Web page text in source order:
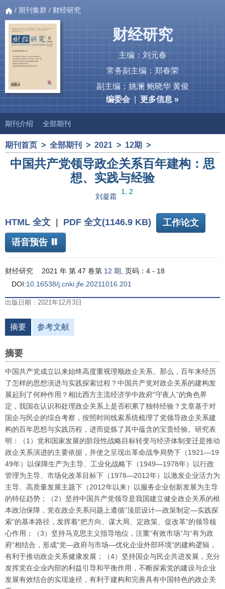
/ 期刊集群 / 财经研究
财经研究
主编：刘元春
常务副主编：郑春荣
副主编：姚澜 鲍晓华 黄俊
编委会|更多信息 »
期刊介绍 全部期刊
期刊首页 > 全部期刊 > 2021 > 12期 >
中国共产党领导政企关系百年建构：思
想、实践与经验
刘凝霜
1, 2
HTML 全文 PDF 全文(1146.9 KB)
工作论文
语音预告
财经研究 2021 年 第 47 卷第 12 期 , 页码：4 - 18
DOI:10.16538/j.cnki.jfe.20211016.201
出版日期：2021年12月3日
摘要 参考文献
摘要
中国共产党成立以来始终高度重视理顺政企关系。那么，百年来经历
了怎样的思想演进与实践探索过程？中国共产党对政企关系的建构发
展起到了何种作用？相比西方主流经济学中政府“守夜人”的角色界
定，我国在认识和处理政企关系上是否积累了独特经验？文章基于对
国企与民企的综合考察，按照时间线索系统梳理了党领导政企关系建
构的百年思想与实践历程，进而提炼了其中蕴含的宝贵经验。研究表
明：（1）党和国家发展的阶段性战略目标转变与经济体制变迁是推动
政企关系演进的主要依据，并使之呈现出革命战争局势下（1921—19
49年）以保障生产为主导、工业化战略下（1949—1978年）以行政
管理为主导、市场化改革目标下（1978—2012年）以激发企业活力为
主导、高质量发展主题下（2012年以来）以服务企业创新发展为主导
的特征趋势；（2）坚持中国共产党领导是我国建立健全政企关系的根
本政治保障，党在政企关系问题上遵循“顶层设计—政策制定—实践探
索”的基本路径，发挥着“把方向、谋大局、定政策、促改革”的领导核
心作用；（3）坚持马克思主义指导地位，注重“有效市场”与“有为政
府”相结合，形成“党—政府与市场—优化企业外部环境”的建构逻辑，
有利于推动政企关系健康发展；（4）坚持国企与民企共进发展，充分
发挥党在企业内部的利益引导和平衡作用，不断探索党的建设与企业
发展有效结合的实现途径，有利于建构和完善具有中国特色的政企关